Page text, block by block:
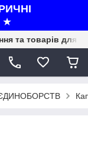
★
та товарів для